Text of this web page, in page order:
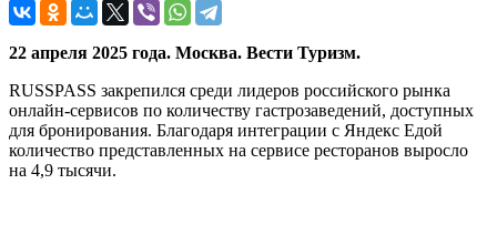
22 апреля 2025 года. Москва. Вести Туризм.
RUSSPASS закрепился среди лидеров российского рынка
онлайн-сервисов по количеству гастрозаведений, доступных
для бронирования. Благодаря интеграции с Яндекс Едой
количество представленных на сервисе ресторанов выросло
на 4,9 тысячи.